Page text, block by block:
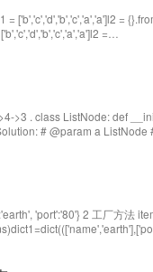
= ['b','c','d','b','c','a','a']l2 =
=
>3 . class ListNode: def
# @param a ListNode
'port':'80'} 2 工厂方法